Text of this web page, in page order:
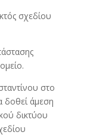
σχεδίου
στο
δοθεί άμεση
δικτύου